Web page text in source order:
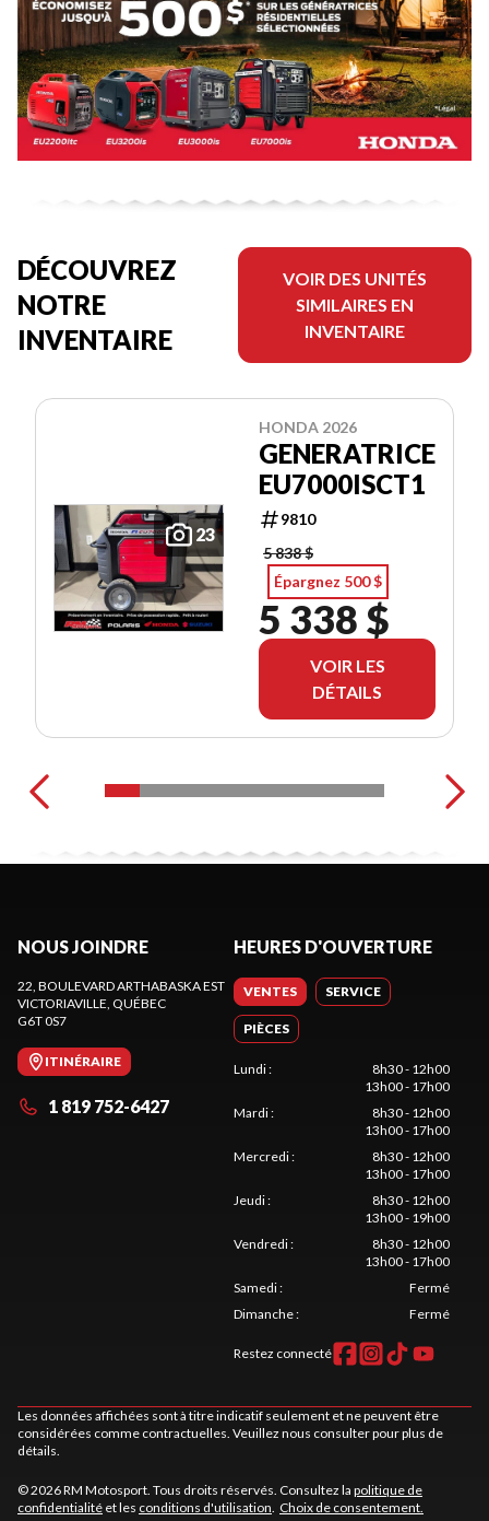
DÉCOUVREZ
NOTRE
INVENTAIRE
VOIR DES UNITÉS
SIMILAIRES EN
INVENTAIRE
23
HONDA 2026
GENERATRICE
EU7000ISCT1
9810
5 838 $
Épargnez 500 $
5 338 $
VOIR LES
DÉTAILS
NOUS JOINDRE
22, BOULEVARD ARTHABASKA EST
VICTORIAVILLE , QUÉBEC
G6T 0S7
ITINÉRAIRE
1 819 752-6427
HEURES D'OUVERTURE
VENTES SERVICE
PIÈCES
Lundi:
8h30 - 12h00
13h00 - 17h00
Mardi:
8h30 - 12h00
13h00 - 17h00
Mercredi:
8h30 - 12h00
13h00 - 17h00
Jeudi:
8h30 - 12h00
13h00 - 19h00
Vendredi:
8h30 - 12h00
13h00 - 17h00
Samedi:
Fermé
Dimanche: Fermé
Restez connecté
Les données affichées sont à titre indicatif seulement et ne peuvent être
considérées comme contractuelles. Veuillez nous consulter pour plus de
détails.
© 2026 RM Motosport. Tous droits réservés. Consultez la politique de
confidentialité et les conditions d'utilisation Choix de consentement.